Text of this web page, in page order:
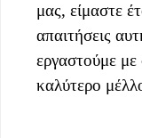
μας, είμαστε
απαιτήσεις
εργαστούμε με
καλύτερο